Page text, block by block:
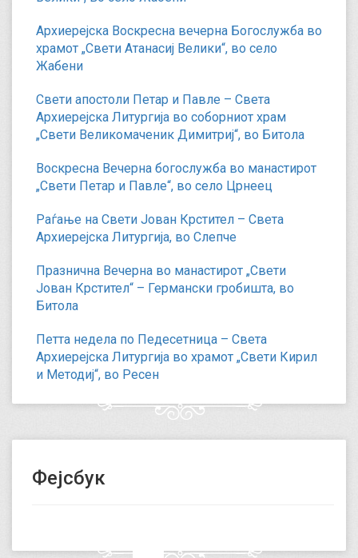
Архиерејска Воскресна вечерна Богослужба во
храмот „Свети Атанасиј Велики“, во село
Жабени
Свети апостоли Петар и Павле – Света
Архиерејска Литургија во соборниот храм
„Свети Великомаченик Димитриј“, во Битола
Воскресна Вечерна богослужба во манастирот
„Свети Петар и Павле“, во село Црнеец
Раѓање на Свети Јован Крстител – Света
Архиерејска Литургија, во Слепче
Празнична Вечерна во манастирот „Свети
Јован Крстител“ – Германски гробишта, во
Битола
Петта недела по Педесетница – Света
Архиерејска Литургија во храмот „Свети Кирил
и Методиј“, во Ресен
Фејсбук